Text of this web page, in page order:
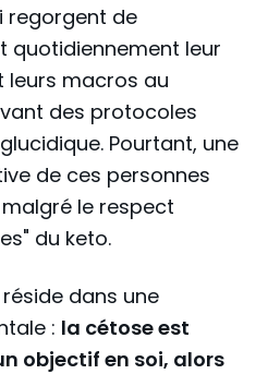
regorgent de
quotidiennement leur
leurs macros au
des protocoles
Pourtant, une
de ces personnes
le respect
du keto.
dans une
: la cétose est
objectif en soi, alors